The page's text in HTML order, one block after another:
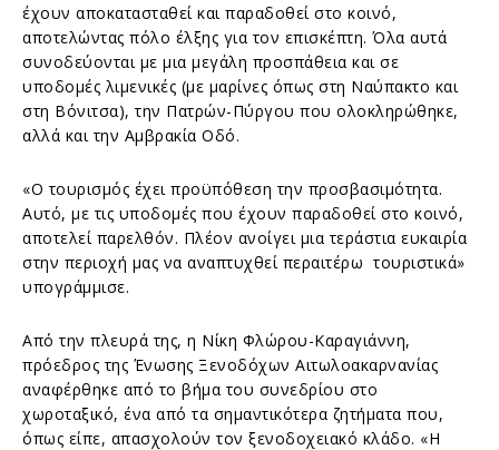
έχουν αποκατασταθεί και παραδοθεί στο κοινό,
αποτελώντας πόλο έλξης για τον επισκέπτη. Όλα αυτά
συνοδεύονται με μια μεγάλη προσπάθεια και σε
υποδομές λιμενικές (με μαρίνες όπως στη Ναύπακτο και
στη Βόνιτσα), την Πατρών-Πύργου που ολοκληρώθηκε,
αλλά και την Αμβρακία Οδό.
«Ο τουρισμός έχει προϋπόθεση την προσβασιμότητα.
Αυτό, με τις υποδομές που έχουν παραδοθεί στο κοινό,
αποτελεί παρελθόν. Πλέον ανοίγει μια τεράστια ευκαιρία
στην περιοχή μας να αναπτυχθεί περαιτέρω τουριστικά»
υπογράμμισε.
Από την πλευρά της, η Νίκη Φλώρου-Καραγιάννη,
πρόεδρος της Ένωσης Ξενοδόχων Αιτωλοακαρνανίας
αναφέρθηκε από το βήμα του συνεδρίου στο
χωροταξικό, ένα από τα σημαντικότερα ζητήματα που,
όπως είπε, απασχολούν τον ξενοδοχειακό κλάδο. «Η